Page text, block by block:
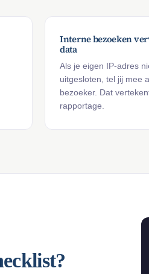
Interne bezoeken
data
Als je eigen IP-adres
uitgesloten, tel jij mee
bezoeker. Dat
rapportage.